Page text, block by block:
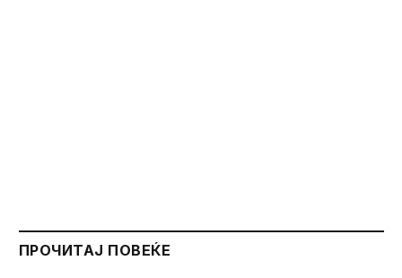
ПРОЧИТАЈ ПОВЕЌЕ